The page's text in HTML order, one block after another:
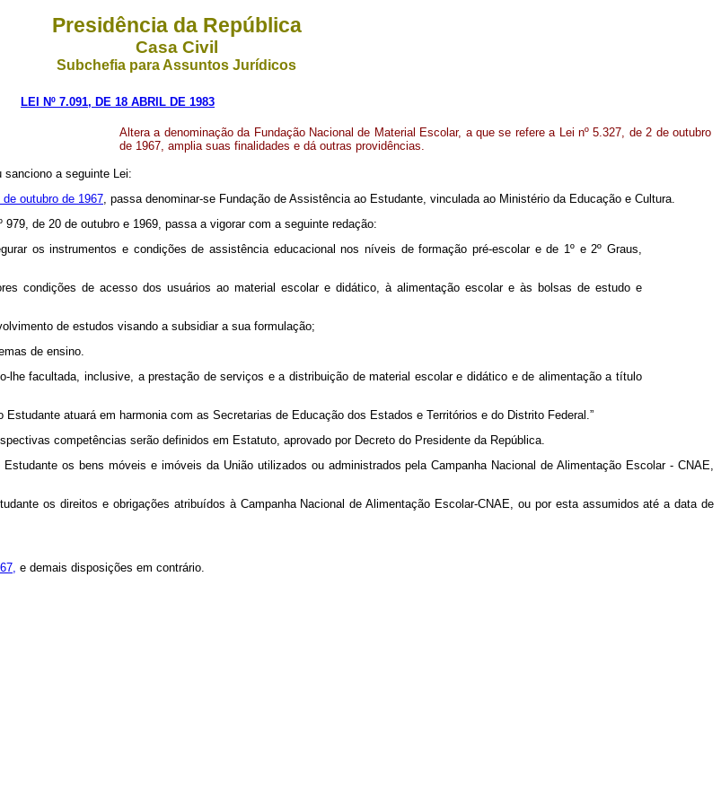
Presidência da República
Casa Civil
Subchefia para Assuntos Jurídicos
LEI Nº 7.091, DE 18 ABRIL DE 1983
Altera a denominação da Fundação Nacional de Material Escolar, a que se refere a Lei nº 5.327, de 2 de outubro
de 1967, amplia suas finalidades e dá outras providências.
sanciono a seguinte Lei:
de outubro de 1967, passa denominar-se Fundação de Assistência ao Estudante, vinculada ao Ministério da Educação e Cultura.
de 20 de outubro e 1969, passa a vigorar com a seguinte redação:
os instrumentos e condições de assistência educacional nos níveis de formação pré-escolar e de 1º e 2º Graus,
condições de acesso dos usuários ao material escolar e didático, à alimentação escolar e às bolsas de estudo e
de estudos visando a subsidiar a sua formulação;
de ensino.
lhe facultada, inclusive, a prestação de serviços e a distribuição de material escolar e didático e de alimentação a título
atuará em harmonia com as Secretarias de Educação dos Estados e Territórios e do Distrito Federal.”
competências serão definidos em Estatuto, aprovado por Decreto do Presidente da República.
os bens móveis e imóveis da União utilizados ou administrados pela Campanha Nacional de Alimentação Escolar - CNAE,
os direitos e obrigações atribuídos à Campanha Nacional de Alimentação Escolar-CNAE, ou por esta assumidos até a data de
e demais disposições em contrário.